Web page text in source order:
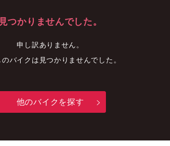
見つかりませんでした。
申し訳ありません。
バイクは見つかりませんでした。
他のバイクを探す